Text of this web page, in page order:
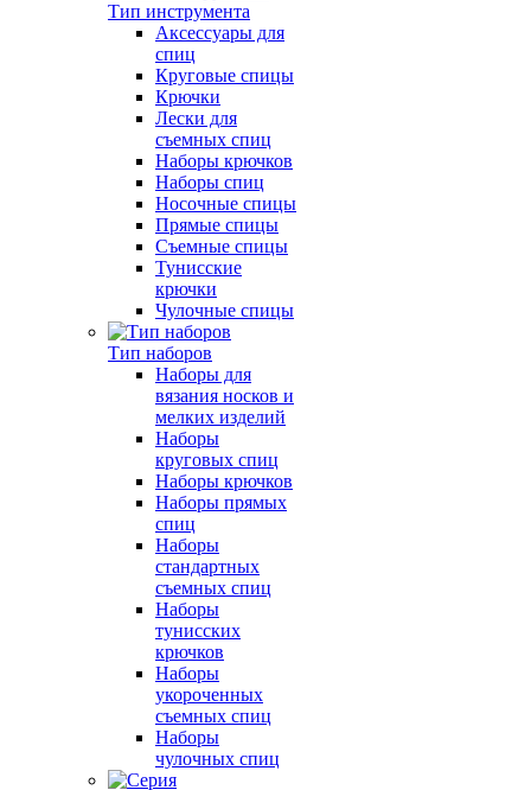
Тип инструмента
Аксессуары для
спиц
Круговые спицы
Крючки
Лески для
съемных спиц
Наборы крючков
Наборы спиц
Носочные спицы
Прямые спицы
Съемные спицы
Тунисские
крючки
Чулочные спицы
Тип наборов
Наборы для
вязания носков и
мелких изделий
Наборы
круговых спиц
Наборы крючков
Наборы прямых
спиц
Наборы
стандартных
съемных спиц
Наборы
тунисских
крючков
Наборы
укороченных
съемных спиц
Наборы
чулочных спиц